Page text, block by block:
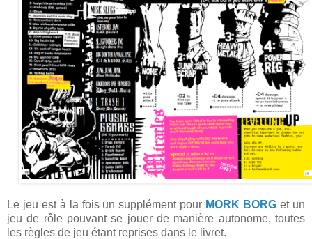
Le jeu est à la fois un supplément pour MORK BORG et un
jeu de rôle pouvant se jouer de manière autonome, toutes
les règles de jeu étant reprises dans le livret.